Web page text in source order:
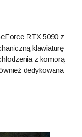
RTX 5090 z
klawiaturę
z komorą
dedykowana